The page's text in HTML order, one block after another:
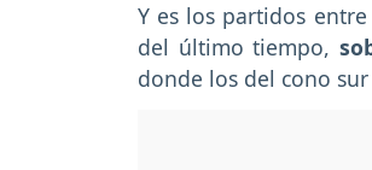
Y es los partidos
del último tiempo,
donde los del cono